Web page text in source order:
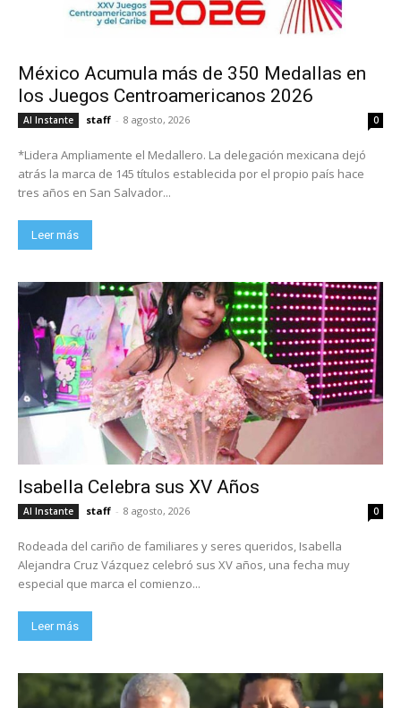
México Acumula más de 350 Medallas en
los Juegos Centroamericanos 2026
Al Instante staff - 8 agosto, 2026 0
*Lidera Ampliamente el Medallero. La delegación mexicana dejó
atrás la marca de 145 títulos establecida por el propio país hace
tres años en San Salvador...
Leer más
Isabella Celebra sus XV Años
Al Instante staff - 8 agosto, 2026 0
Rodeada del cariño de familiares y seres queridos, Isabella
Alejandra Cruz Vázquez celebró sus XV años, una fecha muy
especial que marca el comienzo...
Leer más